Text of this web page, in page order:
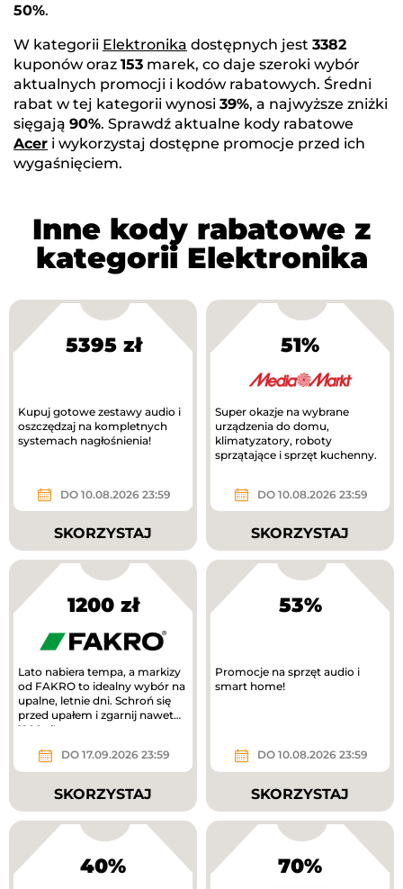
50%.
W kategorii Elektronika dostępnych jest 3382
kuponów oraz 153 marek, co daje szeroki wybór
aktualnych promocji i kodów rabatowych. Średni
rabat w tej kategorii wynosi 39%, a najwyższe zniżki
sięgają 90%. Sprawdź aktualne kody rabatowe
Acer i wykorzystaj dostępne promocje przed ich
wygaśnięciem.
Inne kody rabatowe z
kategorii Elektronika
5395 zł
Kupuj gotowe zestawy audio i
oszczędzaj na kompletnych
systemach nagłośnienia!
DO 10.08.2026 23:59
SKORZYSTAJ
51%
Super okazje na wybrane
urządzenia do domu,
klimatyzatory, roboty
sprzątające i sprzęt kuchenny.
DO 10.08.2026 23:59
SKORZYSTAJ
1200 zł
Lato nabiera tempa, a markizy
od FAKRO to idealny wybór na
upalne, letnie dni. Schroń się
przed upałem i zgarnij nawet
1200 zł!
DO 17.09.2026 23:59
SKORZYSTAJ
53%
Promocje na sprzęt audio i
smart home!
DO 10.08.2026 23:59
SKORZYSTAJ
40% 70%